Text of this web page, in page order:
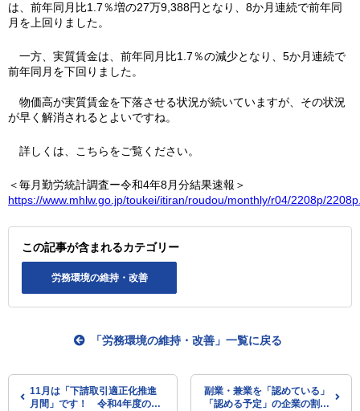
は、前年同月比1.7％増の27万9,388円となり、8か月連続で前年同
月を上回りました。
一方、実質賃金は、前年同月比1.7％の減少となり、5か月連続で
前年同月を下回りました。
物価高が実質賃金を下落させる状況が続いていますが、その状況
が早く解消されるとよいですね。
詳しくは、こちらをご覧ください。
＜毎月勤労統計調査ー令和4年8月分結果速報＞
https://www.mhlw.go.jp/toukei/itiran/roudou/monthly/r04/2208p/
この記事が含まれるカテゴリー
労務環境の維持・改善
11月は「下請取引適正化推進
月間」です！ 令和4年度のキ
「労務環境の維持・改善」一覧に戻る
副業・兼業を「認めている」
「認める予定」の企業の割合